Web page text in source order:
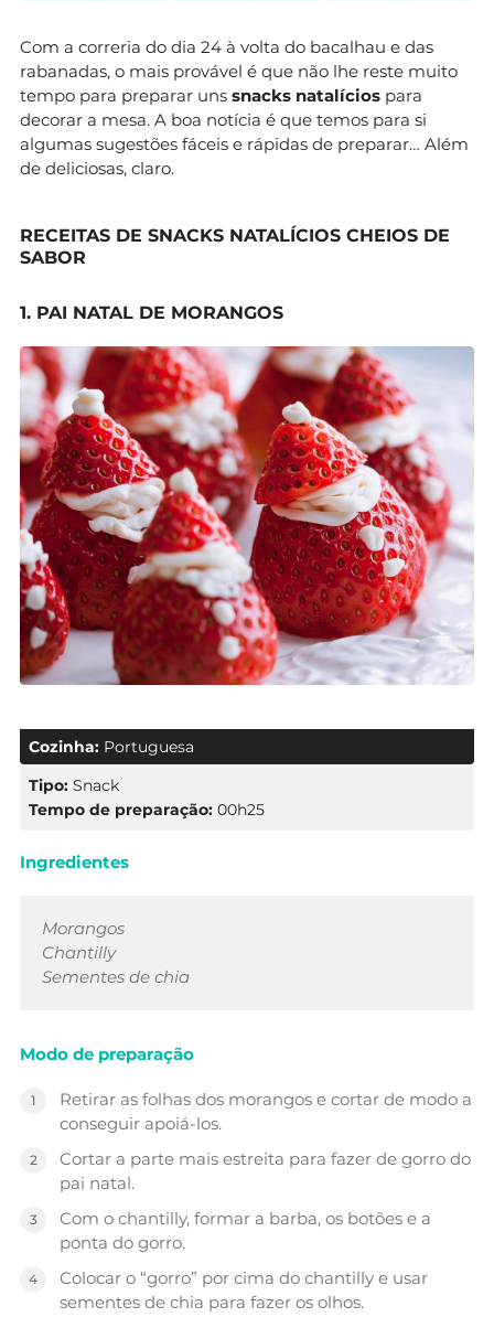
Com a correria do dia 24 à volta do bacalhau e das
rabanadas, o mais provável é que não lhe reste muito
tempo para preparar uns snacks natalícios para
decorar a mesa. A boa notícia é que temos para si
algumas sugestões fáceis e rápidas de preparar… Além
de deliciosas, claro.
RECEITAS DE SNACKS NATALÍCIOS CHEIOS DE
SABOR
1. PAI NATAL DE MORANGOS
Cozinha: Portuguesa
Tipo: Snack
Tempo de preparação: 00h25
Ingredientes
Morangos
Chantilly
Sementes de chia
Modo de preparação
Retirar as folhas dos morangos e cortar de modo a
conseguir apoiá-los.
Cortar a parte mais estreita para fazer de gorro do
pai natal.
Com o chantilly, formar a barba, os botões e a
ponta do gorro.
Colocar o “gorro” por cima do chantilly e usar
sementes de chia para fazer os olhos.